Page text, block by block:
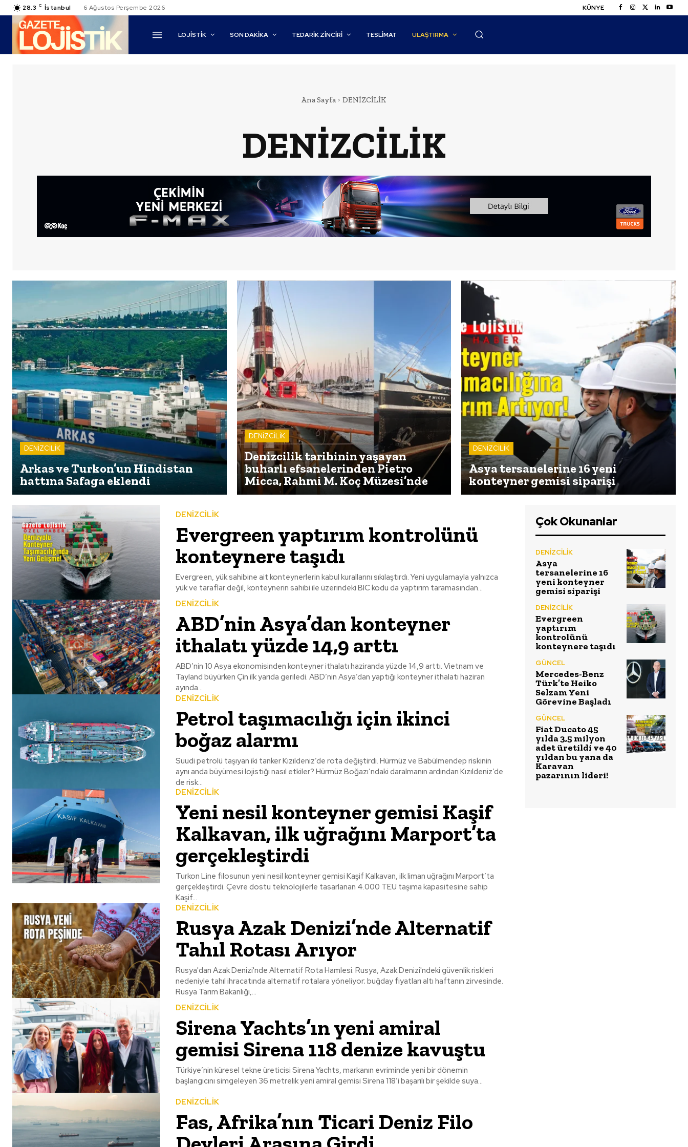
28.3 C İstanbul 6 Ağustos Perşembe 2026 KÜNYE
LOJİSTİK SON DAKİKA TEDARIK ZINCIRI TESLIMAT ULAŞTIRMA
Ana Sayfa DENİZCİLİK
DENİZCİLİK
DENİZCİLİK
Arkas ve Turkon’un Hindistan
hattına Safaga eklendi
DENİZCİLİK
Denizcilik tarihinin yaşayan
buharlı efsanelerinden Pietro
Micca, Rahmi M. Koç Müzesi’nde
DENİZCİLİK
Asya tersanelerine 16 yeni
konteyner gemisi siparişi
DENİZCİLİK
Evergreen yaptırım kontrolünü
konteynere taşıdı
Evergreen, yük sahibine ait konteynerlerin kabul kurallarını sıkılaştırdı. Yeni uygulamayla yalnızca
yük ve taraflar değil, konteynerin sahibi ile üzerindeki BIC kodu da yaptırım taramasından...
DENİZCİLİK
ABD’nin Asya’dan konteyner
ithalatı yüzde 14,9 arttı
ABD’nin 10 Asya ekonomisinden konteyner ithalatı haziranda yüzde 14,9 arttı. Vietnam ve
Tayland büyürken Çin ilk yarıda geriledi. ABD’nin Asya’dan yaptığı konteyner ithalatı haziran
ayında...
DENİZCİLİK
Petrol taşımacılığı için ikinci
boğaz alarmı
Suudi petrolü taşıyan iki tanker Kızıldeniz’de rota değiştirdi. Hürmüz ve Babülmendep riskinin
aynı anda büyümesi lojistiği nasıl etkiler? Hürmüz Boğazı’ndaki daralmanın ardından Kızıldeniz’de
de risk...
DENİZCİLİK
Yeni nesil konteyner gemisi Kaşif
Kalkavan, ilk uğrağını Marport’ta
gerçekleştirdi
Turkon Line filosunun yeni nesil konteyner gemisi Kaşif Kalkavan, ilk liman uğrağını Marport’ta
gerçekleştirdi. Çevre dostu teknolojilerle tasarlanan 4.000 TEU taşıma kapasitesine sahip
Kaşif...
DENİZCİLİK
Rusya Azak Denizi’nde Alternatif
Tahıl Rotası Arıyor
Rusya'dan Azak Denizi'nde Alternatif Rota Hamlesi: Rusya, Azak Denizi'ndeki güvenlik riskleri
nedeniyle tahıl ihracatında alternatif rotalara yöneliyor; buğday fiyatları altı haftanın zirvesinde.
Rusya Tarım Bakanlığı,...
DENİZCİLİK
Sirena Yachts’ın yeni amiral
gemisi Sirena 118 denize kavuştu
Türkiye’nin küresel tekne üreticisi Sirena Yachts, markanın evriminde yeni bir dönemin
başlangıcını simgeleyen 36 metrelik yeni amiral gemisi Sirena 118’i başarılı bir şekilde suya...
DENİZCİLİK
Fas, Afrika’nın Ticari Deniz Filo
Çok Okunanlar
DENİZCİLİK
Asya
tersanelerine 16
yeni konteyner
gemisi siparişi
DENİZCİLİK
Evergreen
yaptırım
kontrolünü
konteynere taşıdı
GÜNCEL
Mercedes-Benz
Türk’te Heiko
Selzam Yeni
Görevine Başladı
GÜNCEL
Fiat Ducato 45
yılda 3,5 milyon
adet üretildi ve 40
yıldan bu yana da
Karavan
pazarının lideri!